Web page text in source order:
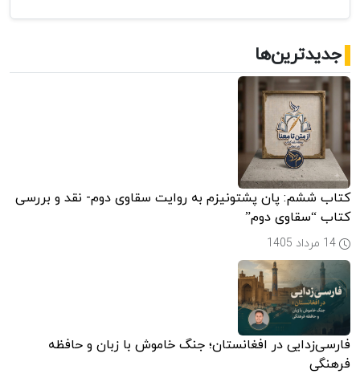
ساحت
کنش
و
اینترسوبژکتیویته
در
بنیاد
حق
طبیعی
فیشته
جدیدترین‌ها
کتاب ششم: پان پشتونیزم به روایت سقاوی دوم- نقد و بررسی
کتاب “سقاوی دوم”
فارسی‌زدایی در افغانستان؛ جنگ خاموش با زبان و حافظه
فرهنگی